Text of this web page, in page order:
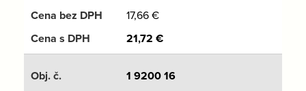
17,66€
21,72 €
1 9200 16